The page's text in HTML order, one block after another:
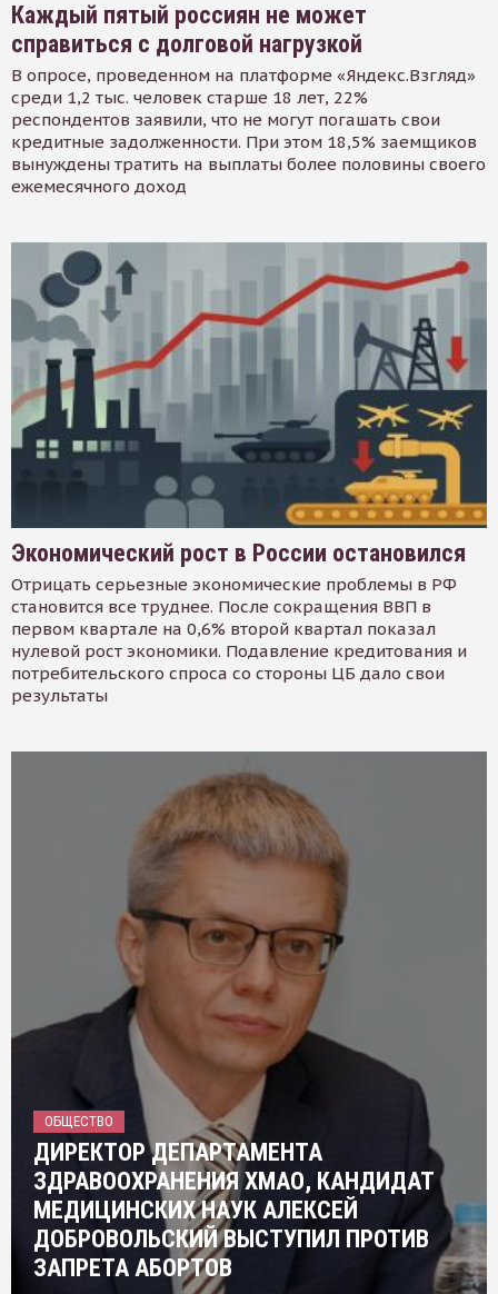
Каждый пятый россиян не может
справиться с долговой нагрузкой
В опросе, проведенном на платформе «Яндекс.Взгляд»
среди 1,2 тыс. человек старше 18 лет, 22%
респондентов заявили, что не могут погашать свои
кредитные задолженности. При этом 18,5% заемщиков
вынуждены тратить на выплаты более половины своего
ежемесячного доход
Экономический рост в России остановился
Отрицать серьезные экономические проблемы в РФ
становится все труднее. После сокращения ВВП в
первом квартале на 0,6% второй квартал показал
нулевой рост экономики. Подавление кредитования и
потребительского спроса со стороны ЦБ дало свои
результаты
ОБЩЕСТВО
ДИРЕКТОР ДЕПАРТАМЕНТА
ЗДРАВООХРАНЕНИЯ ХМАО, КАНДИДАТ
МЕДИЦИНСКИХ НАУК АЛЕКСЕЙ
ДОБРОВОЛЬСКИЙ ВЫСТУПИЛ ПРОТИВ
ЗАПРЕТА АБОРТОВ